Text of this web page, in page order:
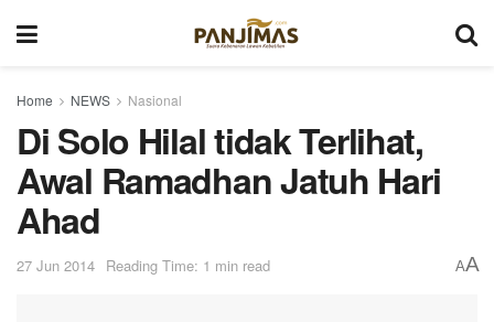
Home NEWS Nasional
Di Solo Hilal tidak Terlihat,
Awal Ramadhan Jatuh Hari
Ahad
27 Jun 2014 Reading Time: 1 min read AA